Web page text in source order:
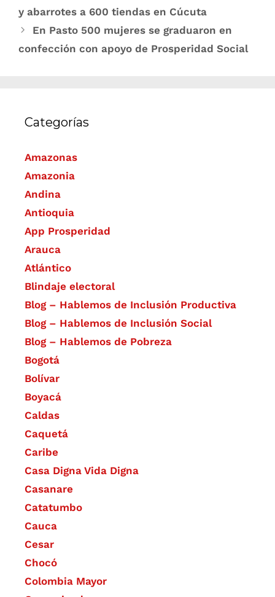
y abarrotes a 600 tiendas en Cúcuta
En Pasto 500 mujeres se graduaron en
confección con apoyo de Prosperidad Social
Categorías
Amazonas
Amazonia
Andina
Antioquia
App Prosperidad
Arauca
Atlántico
Blindaje electoral
Blog – Hablemos de Inclusión Productiva
Blog – Hablemos de Inclusión Social
Blog – Hablemos de Pobreza
Bogotá
Bolívar
Boyacá
Caldas
Caquetá
Caribe
Casa Digna Vida Digna
Casanare
Catatumbo
Cauca
Cesar
Chocó
Colombia Mayor